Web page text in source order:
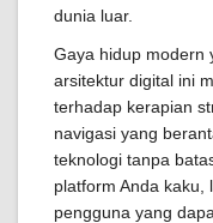
dunia luar.
Gaya hidup modern
arsitektur digital ini
terhadap kerapian
navigasi yang
teknologi tanpa
platform Anda kaku,
pengguna yang